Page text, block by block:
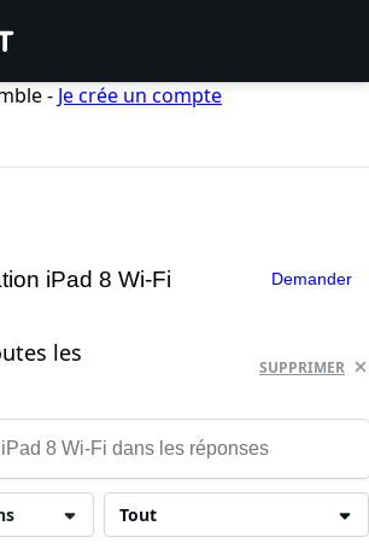
- Je crée un compte
iPad 8 Wi-Fi Demander
les
SUPPRIMER
Tout